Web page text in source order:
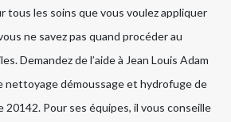
tous les soins que vous voulez appliquer
ne savez pas quand procéder au
Demandez de l’aide à Jean Louis Adam
nettoyage démoussage et hydrofuge de
20142. Pour ses équipes, il vous conseille